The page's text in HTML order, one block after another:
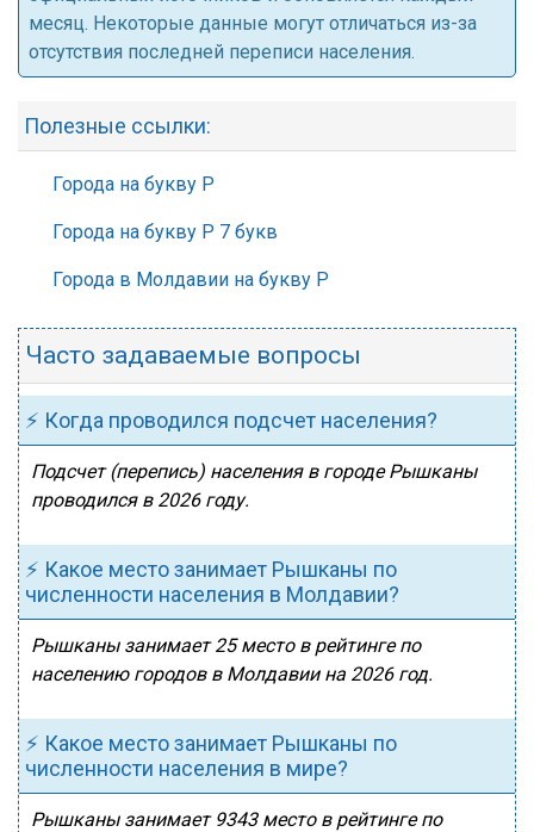
месяц. Некоторые данные могут отличаться из-за
отсутствия последней переписи населения.
Полезные ссылки:
Города на букву Р
Города на букву Р 7 букв
Города в Молдавии на букву Р
Часто задаваемые вопросы
⚡ Когда проводился подсчет населения?
Подсчет (перепись) населения в городе Рышканы
проводился в 2026 году.
⚡ Какое место занимает Рышканы по
численности населения в Молдавии?
Рышканы занимает 25 место в рейтинге по
населению городов в Молдавии на 2026 год.
⚡ Какое место занимает Рышканы по
численности населения в мире?
Рышканы занимает 9343 место в рейтинге по